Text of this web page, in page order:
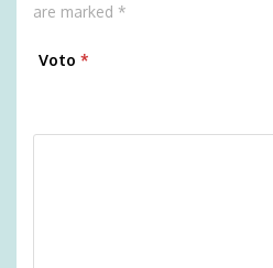
are marked *
Voto *